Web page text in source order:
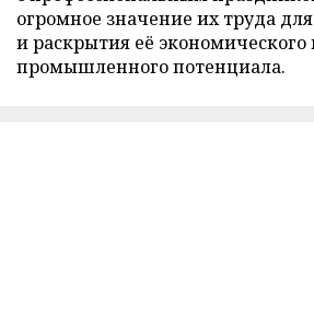
огромное значение их труда
и раскрытия её экономического
промышленного потенциала.